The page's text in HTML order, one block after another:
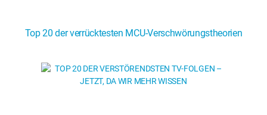
Top 20 der verrücktesten MCU-Verschwörungstheorien